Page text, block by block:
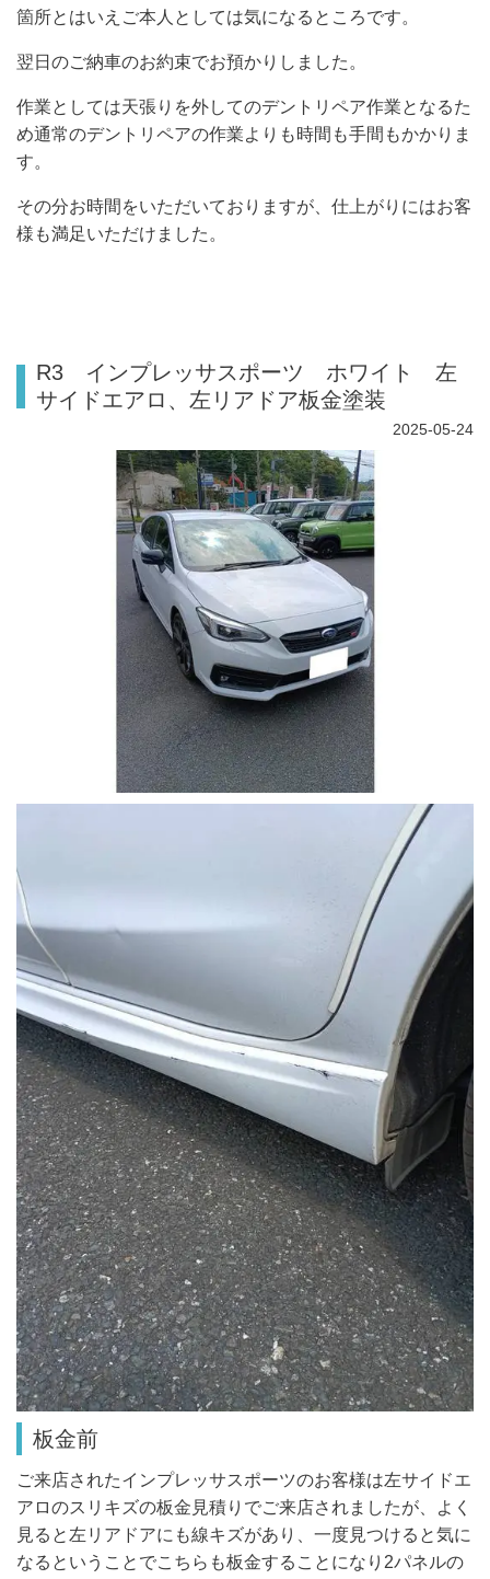
箇所とはいえご本人としては気になるところです。
翌日のご納車のお約束でお預かりしました。
作業としては天張りを外してのデントリペア作業となるた
め通常のデントリペアの作業よりも時間も手間もかかりま
す。
その分お時間をいただいておりますが、仕上がりにはお客
様も満足いただけました。
R3 インプレッサスポーツ ホワイト 左
サイドエアロ、左リアドア板金塗装
2025-05-24
板金前
ご来店されたインプレッサスポーツのお客様は左サイドエ
アロのスリキズの板金見積りでご来店されましたが、よく
見ると左リアドアにも線キズがあり、一度見つけると気に
なるということでこちらも板金することになり2パネルの